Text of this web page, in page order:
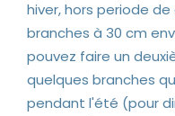
hiver, hors periode
branches à 30 cm
pouvez faire un
quelques branches
pendant l'été (pour